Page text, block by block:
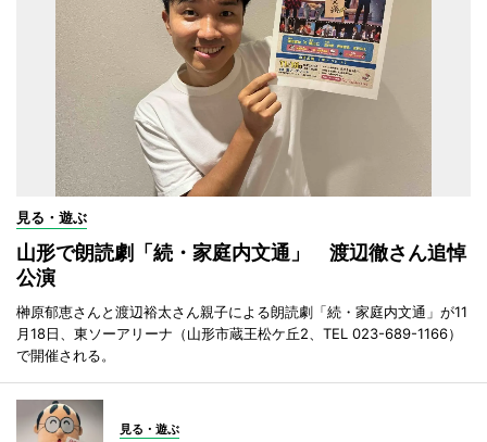
見る・遊ぶ
山形で朗読劇「続・家庭内文通」 渡辺徹さん追悼
公演
榊原郁恵さんと渡辺裕太さん親子による朗読劇「続・家庭内文通」が11
月18日、東ソーアリーナ（山形市蔵王松ケ丘2、TEL 023-689-1166）
で開催される。
見る・遊ぶ